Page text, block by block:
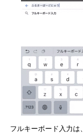
フルキーボード入力